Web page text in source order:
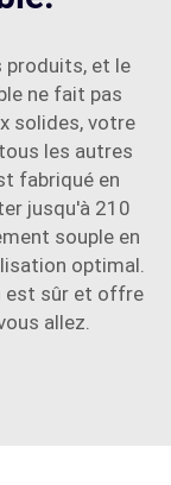
produits, et le
ne fait pas
solides, votre
les autres
fabriqué en
jusqu'à 210
souple en
optimal.
est sûr et offre
allez.